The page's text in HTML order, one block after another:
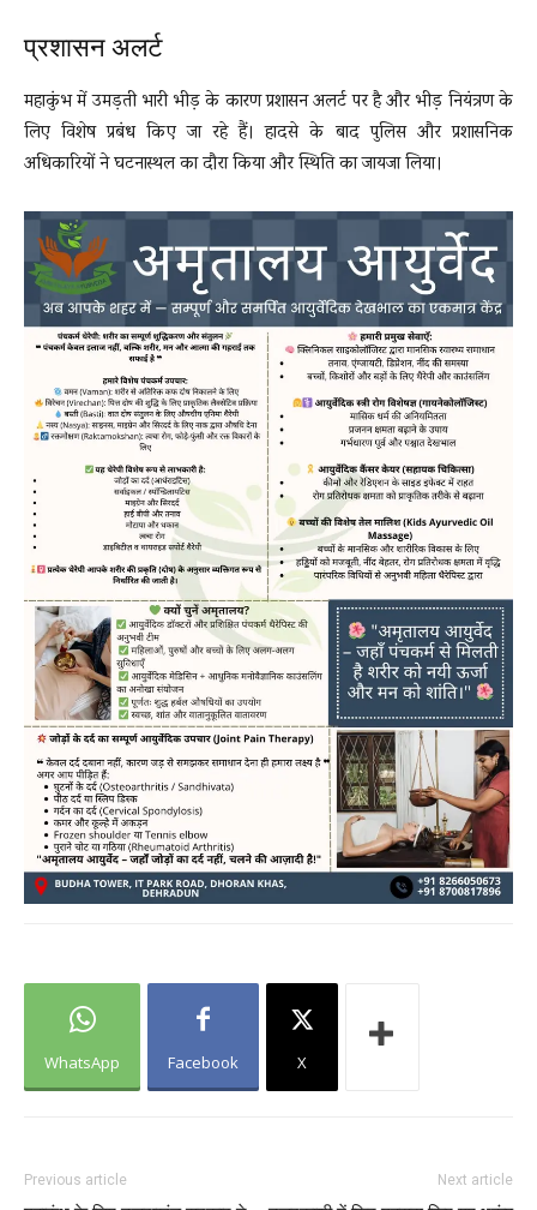
प्रशासन अलर्ट
महाकुंभ में उमड़ती भारी भीड़ के कारण प्रशासन अलर्ट पर है और भीड़ नियंत्रण के
लिए विशेष प्रबंध किए जा रहे हैं। हादसे के बाद पुलिस और प्रशासनिक
अधिकारियों ने घटनास्थल का दौरा किया और स्थिति का जायजा लिया।
WhatsApp Facebook X
Previous article Next article